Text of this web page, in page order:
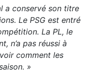
a conservé son titre
Le PSG est entré
La PL, le
n’a pas réussi à
comment les
»